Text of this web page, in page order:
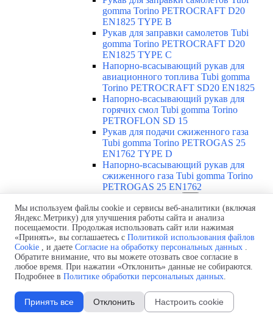
gomma Torino PETROCRAFT D20
EN1825 TYPE B
Рукав для заправки самолетов Tubi
gomma Torino PETROCRAFT D20
EN1825 TYPE C
Напорно-всасывающий рукав для
авиационного топлива Tubi gomma
Torino PETROCRAFT SD20 EN1825
Напорно-всасывающий рукав для
горячих смол Tubi gomma Torino
PETROFLON SD 15
Рукав для подачи сжиженного газа
Tubi gomma Torino PETROGAS 25
EN1762 TYPE D
Напорно-всасывающий рукав для
сжиженного газа Tubi gomma Torino
PETROGAS 25 EN1762
Обзор абразивостойких рукавов
Напорно-всасывающий
абразивостойкий рукав Tubi gomma
Torino ABRACORR-FRA SD 10
Пескоструйный рукав Tubi gomma
Torino ABRASAND /12
Пескоструйный рукав Tubi gomma
Рукав для штукатурки Tubi gomma
Torino ABRAPLUS 40
Мы используем файлы cookie и сервисы веб-аналитики (включая
Яндекс.Метрику) для улучшения работы сайта и анализа
посещаемости. Продолжая использовать сайт или нажимая
«Принять», вы соглашаетесь с Политикой использования файлов
Cookie , и даете Согласие на обработку персональных данных .
Обратите внимание, что вы можете отозвать свое согласие в
любое время. При нажатии «Отклонить» данные не собираются.
Подробнее в Политике обработки персональных данных.
Принять все Отклонить Настроить cookie